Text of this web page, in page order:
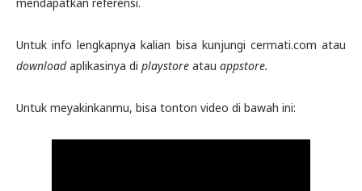
Untuk info lengkapnya kalian bisa kunjungi cermati.com atau
downloadaplikasinya di playstore atau appstore.
Untuk meyakinkanmu, bisa tonton video di bawah ini: